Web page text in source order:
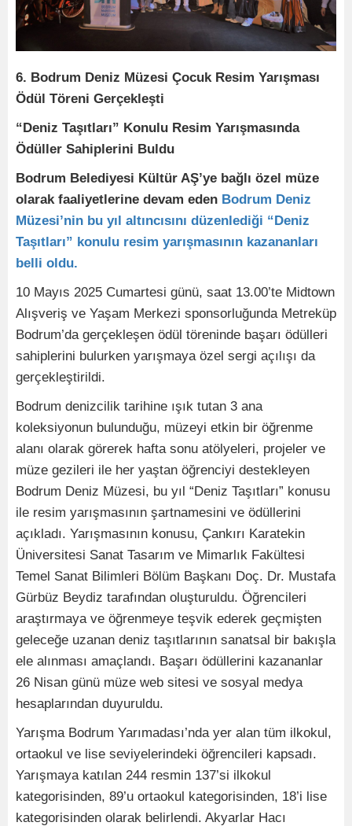
6. Bodrum Deniz Müzesi Çocuk Resim Yarışması
Ödül Töreni Gerçekleşti
“Deniz Taşıtları” Konulu Resim Yarışmasında
Ödüller Sahiplerini Buldu
Bodrum Belediyesi Kültür AŞ’ye bağlı özel müze
olarak faaliyetlerine devam eden Bodrum Deniz
Müzesi’nin bu yıl altıncısını düzenlediği “Deniz
Taşıtları” konulu resim yarışmasının kazananları
belli oldu.
10 Mayıs 2025 Cumartesi günü, saat 13.00’te Midtown
Alışveriş ve Yaşam Merkezi sponsorluğunda Metreküp
Bodrum’da gerçekleşen ödül töreninde başarı ödülleri
sahiplerini bulurken yarışmaya özel sergi açılışı da
gerçekleştirildi.
Bodrum denizcilik tarihine ışık tutan 3 ana
koleksiyonun bulunduğu, müzeyi etkin bir öğrenme
alanı olarak görerek hafta sonu atölyeleri, projeler ve
müze gezileri ile her yaştan öğrenciyi destekleyen
Bodrum Deniz Müzesi, bu yıl “Deniz Taşıtları” konusu
ile resim yarışmasının şartnamesini ve ödüllerini
açıkladı. Yarışmasının konusu, Çankırı Karatekin
Üniversitesi Sanat Tasarım ve Mimarlık Fakültesi
Temel Sanat Bilimleri Bölüm Başkanı Doç. Dr. Mustafa
Gürbüz Beydiz tarafından oluşturuldu. Öğrencileri
araştırmaya ve öğrenmeye teşvik ederek geçmişten
geleceğe uzanan deniz taşıtlarının sanatsal bir bakışla
ele alınması amaçlandı. Başarı ödüllerini kazananlar
26 Nisan günü müze web sitesi ve sosyal medya
hesaplarından duyuruldu.
Yarışma Bodrum Yarımadası’nda yer alan tüm ilkokul,
ortaokul ve lise seviyelerindeki öğrencileri kapsadı.
Yarışmaya katılan 244 resmin 137’si ilkokul
kategorisinden, 89’u ortaokul kategorisinden, 18’i lise
kategorisinden olarak belirlendi. Akyarlar Hacı